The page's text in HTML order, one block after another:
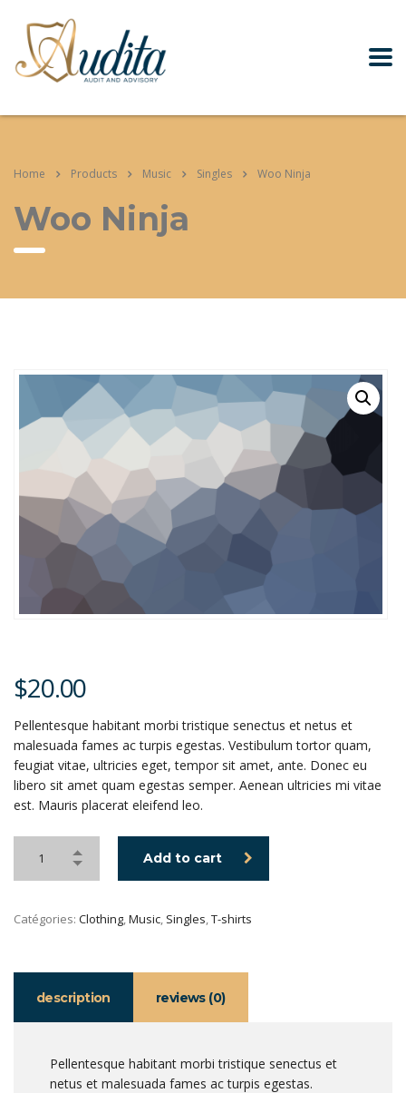
Home Products Music Singles Woo Ninja
Woo Ninja
$20.00
Pellentesque habitant morbi tristique senectus et netus et
malesuada fames ac turpis egestas. Vestibulum tortor quam,
feugiat vitae, ultricies eget, tempor sit amet, ante. Donec eu
libero sit amet quam egestas semper. Aenean ultricies mi vitae
est. Mauris placerat eleifend leo.
Add to cart
Catégories: Clothing,Music, Singles,T-shirts
description reviews (0)
Pellentesque habitant morbi tristique senectus et
netus et malesuada fames ac turpis egestas.